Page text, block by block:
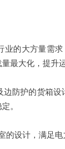
大方量需求
最大化，提升
防护的货箱设
。
设计，满足电